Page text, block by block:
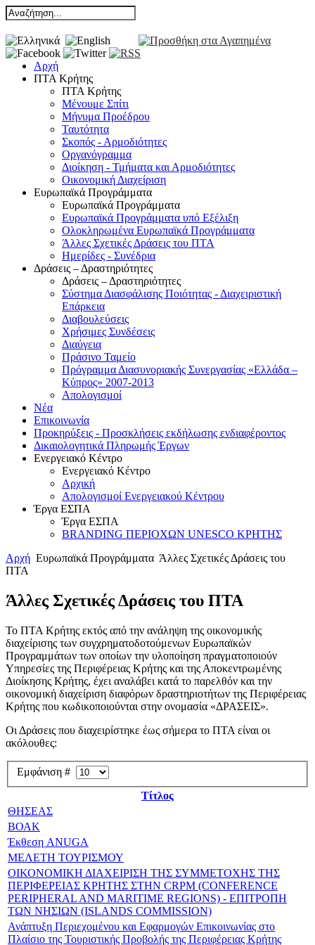
Αρχή
ΠΤΑ Κρήτης
ΠΤΑ Κρήτης
Μένουμε Σπίτι
Μήνυμα Προέδρου
Ταυτότητα
Σκοπός - Αρμοδιότητες
Οργανόγραμμα
Διοίκηση - Τμήματα και Αρμοδιότητες
Οικονομική Διαχείριση
Ευρωπαϊκά Προγράμματα
Ευρωπαϊκά Προγράμματα
Ευρωπαϊκά Προγράμματα υπό Εξέλιξη
Ολοκληρωμένα Ευρωπαϊκά Προγράμματα
Άλλες Σχετικές Δράσεις του ΠΤΑ
Ημερίδες - Συνέδρια
Δράσεις – Δραστηριότητες
Δράσεις – Δραστηριότητες
Σύστημα Διασφάλισης Ποιότητας - Διαχειριστική
Επάρκεια
Διαβουλεύσεις
Χρήσιμες Συνδέσεις
Διαύγεια
Πράσινο Ταμείο
Πρόγραμμα Διασυνοριακής Συνεργασίας «Ελλάδα –
Κύπρος» 2007-2013
Aπολογισμοί
Νέα
Επικοινωνία
Προκηρύξεις - Προσκλήσεις εκδήλωσης ενδιαφέροντος
Δικαιολογητικά Πληρωμής Έργων
Ενεργειακό Κέντρο
Ενεργειακό Κέντρο
Αρχική
Απολογισμοί Ενεργειακού Κέντρου
Έργα ΕΣΠΑ
Έργα ΕΣΠΑ
BRANDING ΠΕΡΙΟΧΩΝ UNESCO ΚΡΗΤΗΣ
Αρχή Ευρωπαϊκά Προγράμματα Άλλες Σχετικές Δράσεις του
ΠΤΑ
Άλλες Σχετικές Δράσεις του ΠΤΑ
Το ΠΤΑ Κρήτης εκτός από την ανάληψη της οικονομικής
διαχείρισης των συγχρηματοδοτούμενων Ευρωπαϊκών
Προγραμμάτων των οποίων την υλοποίηση πραγματοποιούν
Υπηρεσίες της Περιφέρειας Κρήτης και της Αποκεντρωμένης
Διοίκησης Κρήτης, έχει αναλάβει κατά το παρελθόν και την
οικονομική διαχείριση διαφόρων δραστηριοτήτων της Περιφέρειας
Κρήτης που κωδικοποιούνται στην ονομασία «ΔΡΑΣΕΙΣ».
Οι Δράσεις που διαχειρίστηκε έως σήμερα το ΠΤΑ είναι οι
ακόλουθες:
Εμφάνιση #
Τίτλος
ΘΗΣΕΑΣ
ΒΟΑΚ
Έκθεση ANUGA
ΜΕΛΕΤΗ ΤΟΥΡΙΣΜΟΥ
ΟΙΚΟΝΟΜΙΚΗ ΔΙΑΧΕΙΡΙΣΗ ΤΗΣ ΣΥΜΜΕΤΟΧΗΣ ΤΗΣ
ΠΕΡΙΦΕΡΕΙΑΣ ΚΡΗΤΗΣ ΣΤΗΝ CRPM (CONFERENCE
PERIPHERAL AND MARITIME REGIONS) - ΕΠΙΤΡΟΠΗ
ΤΩΝ ΝΗΣΙΩΝ (ISLANDS COMMISSION)
Ανάπτυξη Περιεχομένου και Εφαρμογών Επικοινωνίας στο
Πλαίσιο της Τουριστικής Προβολής της Περιφέρειας Κρήτης